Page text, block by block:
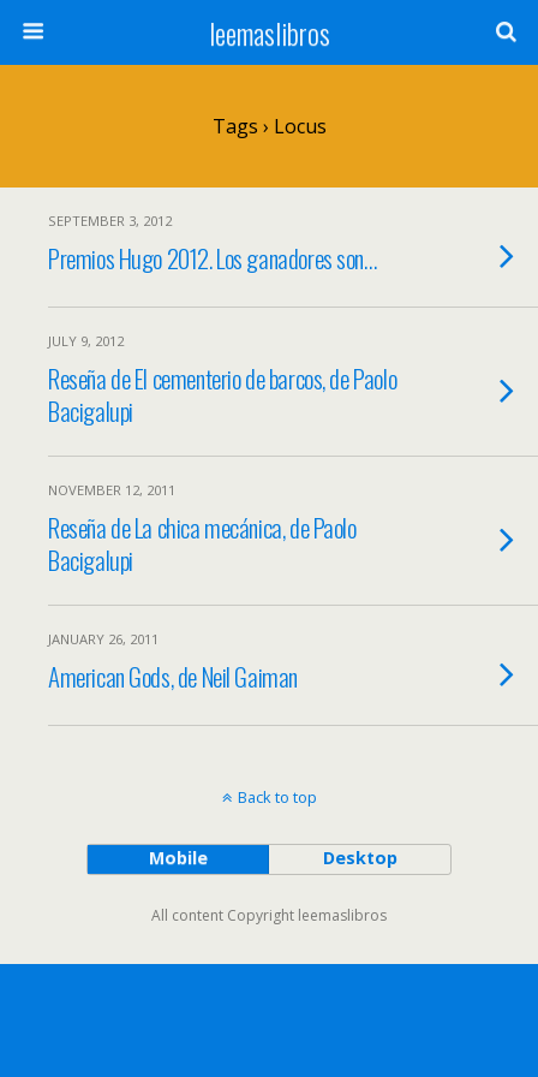
leemaslibros
Tags › Locus
SEPTEMBER 3, 2012
Premios Hugo 2012. Los ganadores son…
JULY 9, 2012
Reseña de El cementerio de barcos, de Paolo
Bacigalupi
NOVEMBER 12, 2011
Reseña de La chica mecánica, de Paolo
Bacigalupi
JANUARY 26, 2011
American Gods, de Neil Gaiman
Back to top
Mobile Desktop
All content Copyright leemaslibros